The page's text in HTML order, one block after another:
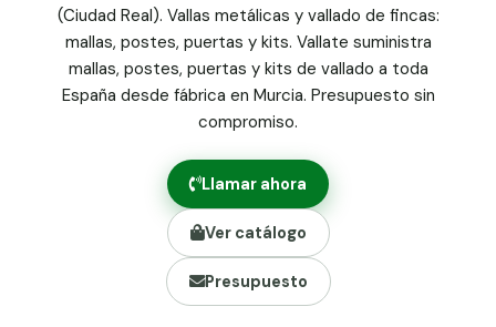
Panel malla H.
Poste malla Hércules
Poste malla simple torsión
Alambre de espino galvanizado
Alambre liso galvanizado
Malla ocultación 70 g/m² verde
Abrazadera PVC malla H.
Grapa malla H.
Grapadora
(Ciudad Real). Vallas metálicas y vallado de fincas:
mallas, postes, puertas y kits. Vallate suministra
mallas, postes, puertas y kits de vallado a toda
España desde fábrica en Murcia. Presupuesto sin
compromiso.
Llamar ahora
Ver catálogo
Presupuesto